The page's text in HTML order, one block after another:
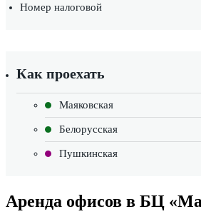
Номер налоговой
Как проехать
Маяковская
Белорусская
Пушкинская
Аренда офисов в БЦ